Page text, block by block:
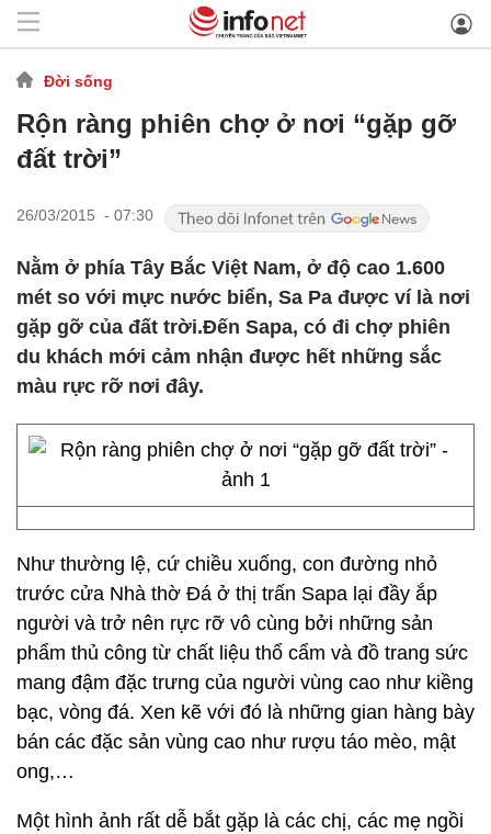
Đời sống
Rộn ràng phiên chợ ở nơi “gặp gỡ
đất trời”
26/03/2015 - 07:30
Nằm ở phía Tây Bắc Việt Nam, ở độ cao 1.600
mét so với mực nước biển, Sa Pa được ví là nơi
gặp gỡ của đất trời.Đến Sapa, có đi chợ phiên
du khách mới cảm nhận được hết những sắc
màu rực rỡ nơi đây.
Như thường lệ, cứ chiều xuống, con đường nhỏ
trước cửa Nhà thờ Đá ở thị trấn Sapa lại đầy ắp
người và trở nên rực rỡ vô cùng bởi những sản
phẩm thủ công từ chất liệu thổ cẩm và đồ trang sức
mang đậm đặc trưng của người vùng cao như kiềng
bạc, vòng đá. Xen kẽ với đó là những gian hàng bày
bán các đặc sản vùng cao như rượu táo mèo, mật
ong,…
Một hình ảnh rất dễ bắt gặp là các chị, các mẹ ngồi